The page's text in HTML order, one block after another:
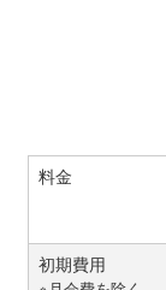
料金
初期費用